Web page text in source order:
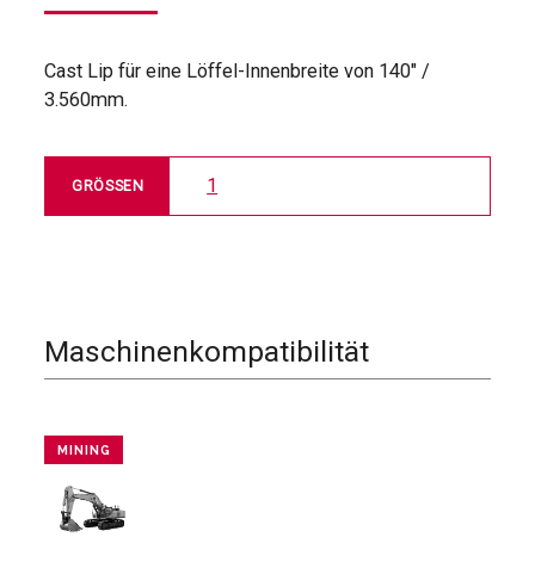
Cast Lip für eine Löffel-Innenbreite von 140" /
3.560mm.
GRÖSSEN 1
Maschinenkompatibilität
MINING